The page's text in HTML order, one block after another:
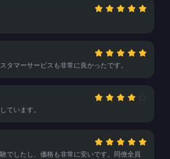
タマーサービスも非常に良かったです。
ています。
でしたし、価格も非常に安いです。同僚全員